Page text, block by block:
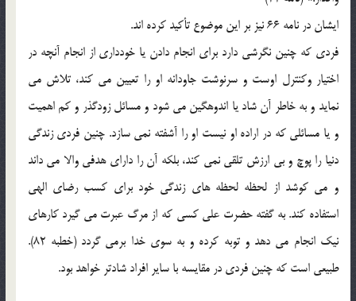
ايشان در نامه 66 نيز بر اين موضوع تأکيد کرده اند.
فردي که چنين نگرشي دارد براي انجام دادن يا خودداري از انجام آنچه در
اختيار وکنترل اوست و سرنوشت جاودانه او را تعيين مي کند، تلاش مي
نمايد و به خاطر آن شاد يا اندوهگين مي شود و مسائل زودگذر و کم اهميت
و يا مسائلي که در اراده او نيست او را آشفته نمي سازد. چنين فردي زندگي
دنيا را پوچ و بي ارزش تلقي نمي کند، بلکه آن را داراي هدفي والا مي داند
و مي کوشد از لحظه لحظه هاي زندگي خود براي کسب رضاي الهي
استفاده کند. به گفته حضرت علي کسي که از مرگ عبرت مي گيرد کارهاي
نيک انجام مي دهد و توبه کرده و به سوي خدا برمي گردد (خطبه 82).
طبيعي است که چنين فردي در مقايسه با ساير افراد شادتر خواهد بود.